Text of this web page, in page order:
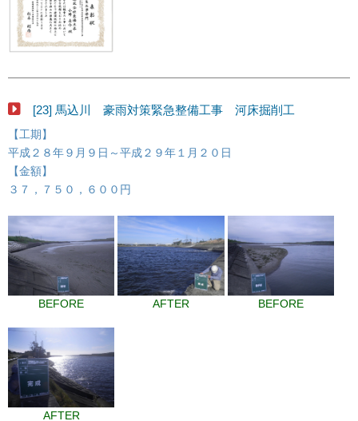
[23] 馬込川 豪雨対策緊急整備工事 河床掘削工
【工期】
平成２８年９月９日～平成２９年１月２０日
【金額】
３７，７５０，６００円
BEFORE AFTER BEFORE
AFTER